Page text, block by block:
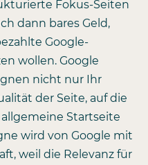
Fokus-Seiten
dann bares Geld,
Google-
wollen. Google
nicht nur Ihr
der Seite, auf die
Startseite
wird von Google mit
weil die Relevanz für